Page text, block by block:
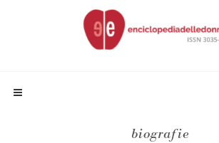
biografie